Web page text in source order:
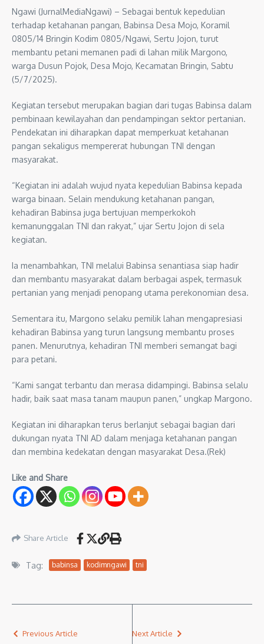
Ngawi (JurnalMediaNgawi) – Sebagai bentuk kepedulian
terhadap ketahanan pangan, Babinsa Desa Mojo, Koramil
0805/14 Bringin Kodim 0805/Ngawi, Sertu Jojon, turut
membantu petani memanen padi di lahan milik Margono,
warga Dusun Pojok, Desa Mojo, Kecamatan Bringin, Sabtu
(5/7/2025).
Kegiatan tersebut merupakan bagian dari tugas Babinsa dalam
pembinaan kewilayahan dan pendampingan sektor pertanian.
Pendekatan ini diharapkan dapat memperkuat ketahanan
pangan sekaligus mempererat hubungan TNI dengan
masyarakat.
“Kegiatan ini adalah wujud nyata kepedulian Babinsa kepada
warga binaan. Selain mendukung ketahanan pangan,
kehadiran Babinsa juga bertujuan memperkokoh
kemanunggalan TNI dan rakyat,” ujar Sertu Jojon di sela
kegiatan.
Ia menambahkan, TNI melalui Babinsa senantiasa siap hadir
dan membantu masyarakat dalam berbagai aspek, termasuk
pertanian yang menjadi penopang utama perekonomian desa.
Sementara itu, Margono selaku pemilik lahan mengapresiasi
kehadiran Babinsa yang turun langsung membantu proses
panen. Menurutnya, kehadiran TNI memberi semangat bagi
para petani.
“Kami sangat terbantu dan merasa didampingi. Babinsa selalu
hadir, baik saat masa tanam maupun panen,” ungkap Margono.
Kegiatan ini diharapkan terus berlanjut sebagai bagian dari
dukungan nyata TNI AD dalam menjaga ketahanan pangan
dan membina kedekatan dengan masyarakat Desa.(Rek)
Like and Share
Share Article
Tag: babinsa kodimngawi tni
Previous Article Next Article